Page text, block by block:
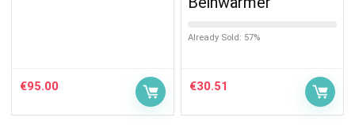
€95.00
Already Sold: 57%
€30.51